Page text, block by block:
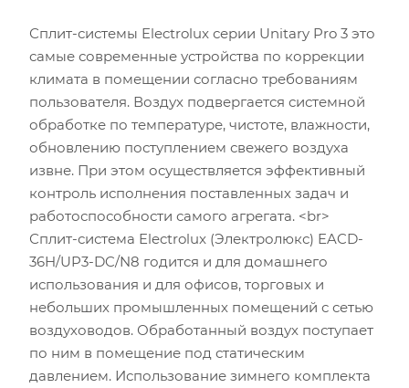
Сплит-системы Electrolux серии Unitary Pro 3 это
самые современные устройства по коррекции
климата в помещении согласно требованиям
пользователя. Воздух подвергается системной
обработке по температуре, чистоте, влажности,
обновлению поступлением свежего воздуха
извне. При этом осуществляется эффективный
контроль исполнения поставленных задач и
работоспособности самого агрегата. <br>
Сплит-система Electrolux (Электролюкс) EACD-
36H/UP3-DC/N8 годится и для домашнего
использования и для офисов, торговых и
небольших промышленных помещений с сетью
воздуховодов. Обработанный воздух поступает
по ним в помещение под статическим
давлением. Использование зимнего комплекта